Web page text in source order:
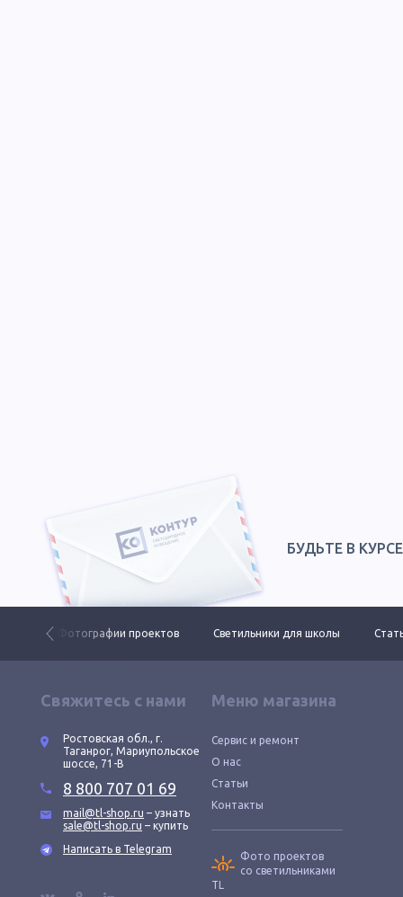
БУДЬТЕ В
Фотографии проектов Светильники для школы
Свяжитесь с нами
Ростовская обл., г.
Таганрог, Мариупольское
шоссе, 71-В
8 800 707 01 69
mail@tl-shop.ru – узнать
sale@tl-shop.ru – купить
Написать в Telegram
Меню магазина
Сервис и ремонт
О нас
Статьи
Контакты
Фото проектов
со светильниками
TL